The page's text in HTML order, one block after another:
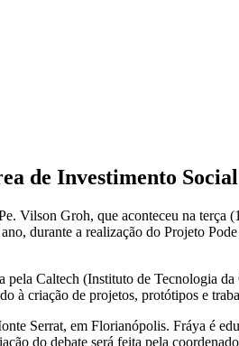
de Investimento
Vilson Groh, que aconteceu na terça
durante a realização do Projeto
Caltech (Instituto de Tecnologia
à criação de projetos, protótipos e
Serrat, em Florianópolis. Fráya é
do debate será feita pela